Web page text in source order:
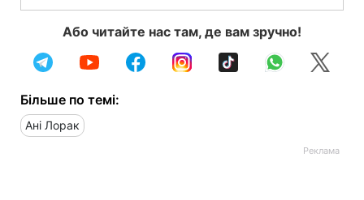
Або читайте нас там, де вам зручно!
Більше по темі:
Ані Лорак